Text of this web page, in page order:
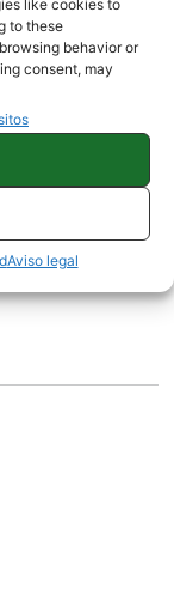
like cookies to
to these
behavior or
consent, may
Aviso legal
que
los